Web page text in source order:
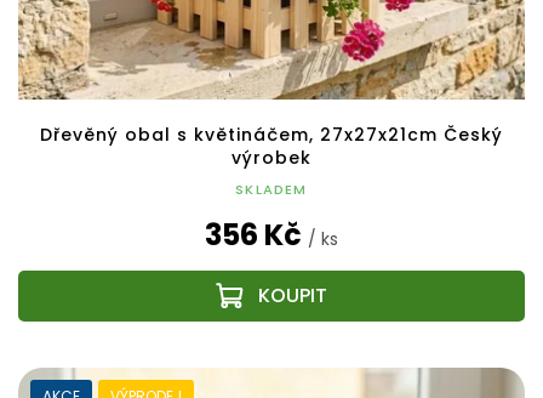
Dřevěný obal s květináčem, 27x27x21cm Český
výrobek
SKLADEM
356 Kč / ks